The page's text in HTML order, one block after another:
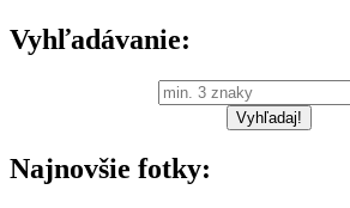
Vyhľadávanie:
Najnovšie fotky: